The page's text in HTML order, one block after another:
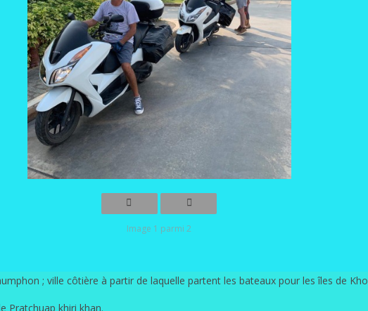
Image 1 parmi 2
; ville côtière à partir de laquelle partent les bateaux pour les îles de
Pratchuap khiri khan.